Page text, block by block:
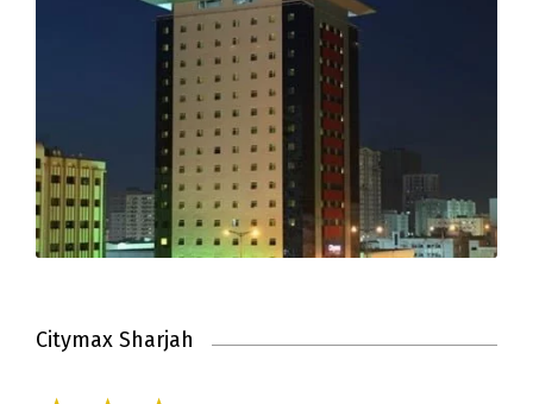
Citymax Sharjah